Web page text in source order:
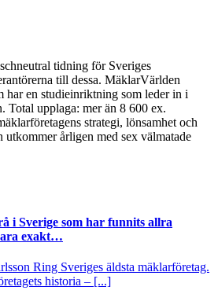
tidning för Sveriges
till dessa. MäklarVärlden
har en studieinriktning som leder in i
Total upplaga: mer än 8 600 ex.
strategi, lönsamhet och
årligen med sex välmatade
i Sverige som har funnits allra
exakt…
Ring Sveriges äldsta mäklarföretag.
historia – [...]